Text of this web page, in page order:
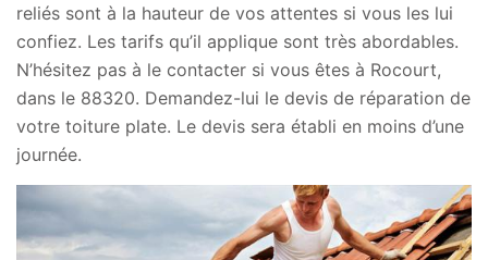
reliés sont à la hauteur de vos attentes si vous les lui
confiez. Les tarifs qu’il applique sont très abordables.
N’hésitez pas à le contacter si vous êtes à Rocourt,
dans le 88320. Demandez-lui le devis de réparation de
votre toiture plate. Le devis sera établi en moins d’une
journée.